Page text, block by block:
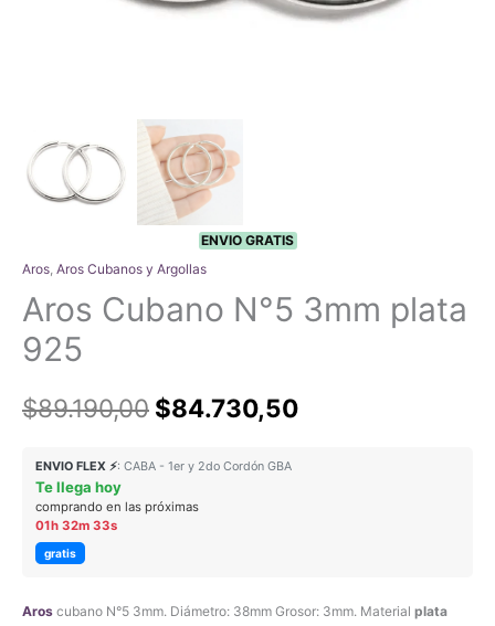
ENVIO GRATIS
Aros, Aros Cubanos y Argollas
Aros Cubano N°5 3mm plata
925
$89.190,00 El
original
$84.730,50El
ENVIO FLEX ⚡: CABA - 1er y 2do Cordón GBA
Te llega hoy
comprando en las próximas
01h 32m 33s
gratis
Aros cubano N°5 3mm. Diámetro: 38mm Grosor: 3mm. Material plata